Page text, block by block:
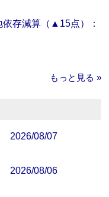
依存減算（▲15点）：
もっと見る »
2026/08/07
2026/08/06